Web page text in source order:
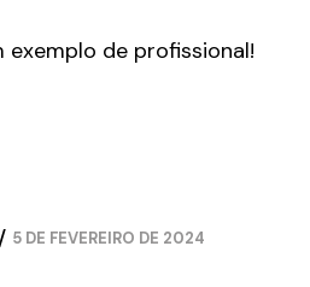
exemplo de profissional!
5 DE FEVEREIRO DE 2024